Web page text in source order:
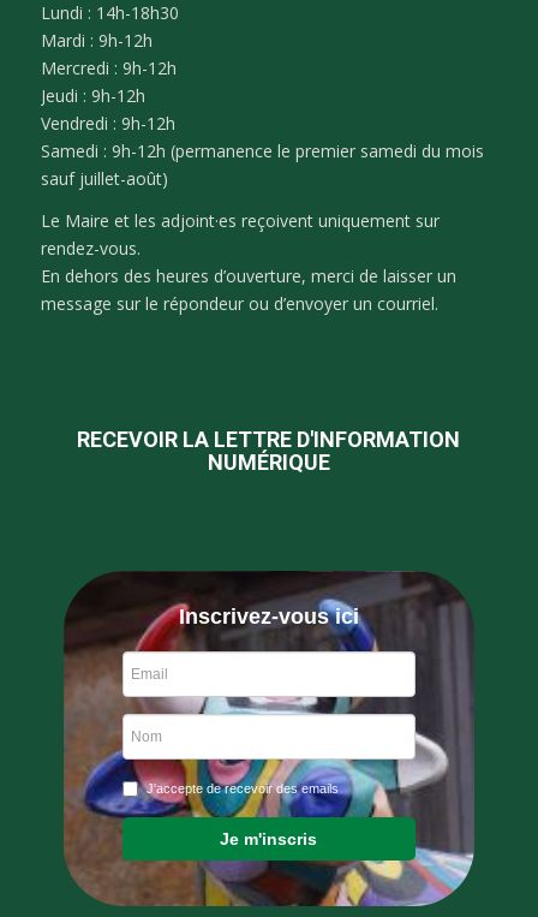
Lundi : 14h-18h30
Mardi : 9h-12h
Mercredi : 9h-12h
Jeudi : 9h-12h
Vendredi : 9h-12h
Samedi : 9h-12h (permanence le premier samedi du mois
sauf juillet-août)
Le Maire et les adjoint·es reçoivent uniquement sur
rendez-vous.
En dehors des heures d’ouverture, merci de laisser un
message sur le répondeur ou d’envoyer un courriel.
RECEVOIR LA LETTRE D'INFORMATION
NUMÉRIQUE
Inscrivez-vous ici
J'accepte de recevoir des emails
Je m'inscris